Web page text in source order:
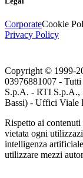
CorporateCookie
Privacy Policy
Copyright © 1999-
03976881007 -
S.p.A. - RTI S.p.A.,
Bassi) - Uffici Viale
Rispetto ai
vietata ogni
intelligenza
utilizzare mezzi